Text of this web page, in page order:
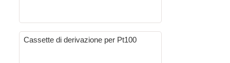
Cassette di derivazione per Pt100